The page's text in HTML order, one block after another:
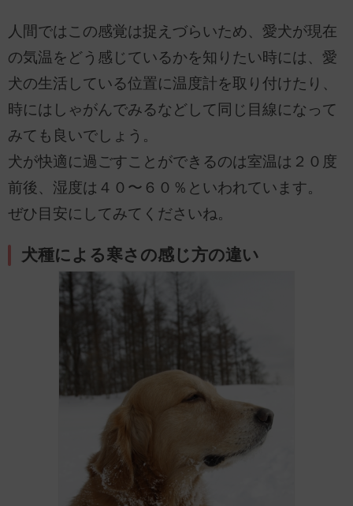
人間ではこの感覚は捉えづらいため、愛犬が現在
の気温をどう感じているかを知りたい時には、愛
犬の生活している位置に温度計を取り付けたり、
時にはしゃがんでみるなどして同じ目線になって
みても良いでしょう。
犬が快適に過ごすことができるのは室温は２０度
前後、湿度は４０〜６０％といわれています。
ぜひ目安にしてみてくださいね。
犬種による寒さの感じ方の違い